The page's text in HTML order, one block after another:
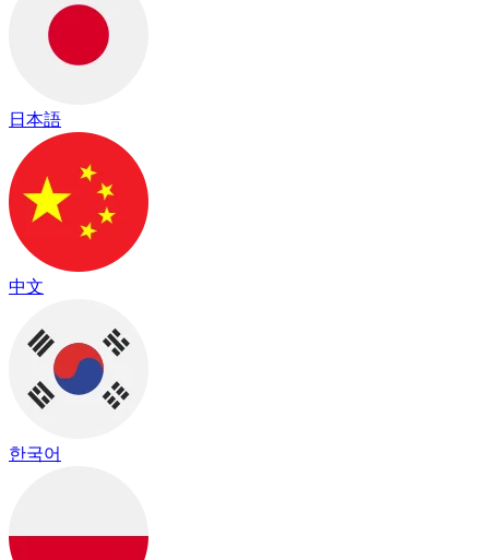
日本語
中文
한국어